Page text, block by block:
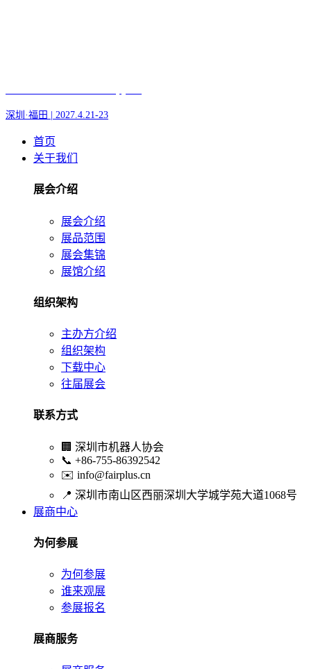
深圳·福田 | 2027.4.21-23
首页
关于我们
展会介绍
展会介绍
展品范围
展会集锦
展馆介绍
组织架构
主办方介绍
组织架构
下载中心
往届展会
联系方式
🏢 深圳市机器人协会
📞 +86-755-86392542
✉️ info@fairplus.cn
📍 深圳市南山区西丽深圳大学城学苑大道1068号
展商中心
为何参展
为何参展
谁来观展
参展报名
展商服务